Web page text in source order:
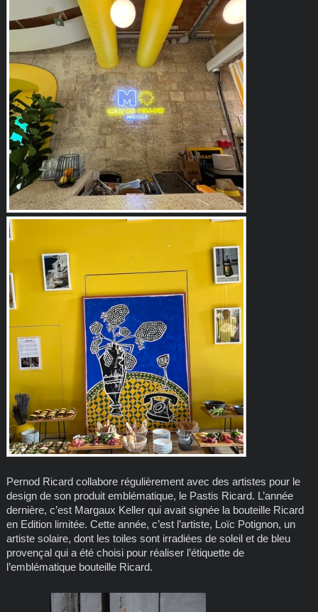
Pernod Ricard collabore régulièrement avec des artistes pour le
design de son produit emblématique, le Pastis Ricard. L’année
dernière, c’est Margaux Keller qui avait signée la bouteille Ricard
en Edition limitée. Cette année, c’est l’artiste, Loïc Potignon, un
artiste solaire, dont les toiles sont irradiées de soleil et de bleu
provençal qui a été choisi pour réaliser l’étiquette de
l’emblématique bouteille Ricard.